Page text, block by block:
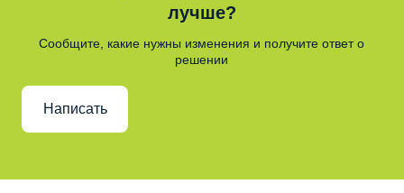
лучше?
Сообщите, какие нужны изменения и получите ответ о
решении
Написать